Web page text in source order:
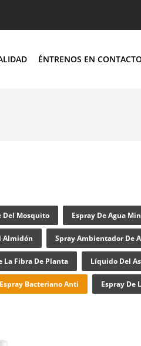
ÉNTRENOS EN
Del Mosquito Espray De Agua
Almidón Spray Ambientador De
La Fibra De Planta Líquido Del
Espray Bacteriano Anti Espray De